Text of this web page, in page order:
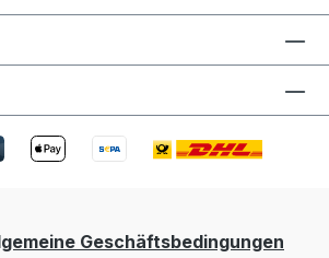
Geschäftsbedingungen